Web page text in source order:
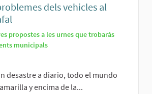
dels vehicles al
propostes a les urnes que trobaràs
municipals
desastre a diario, todo el mundo
y encima de la...